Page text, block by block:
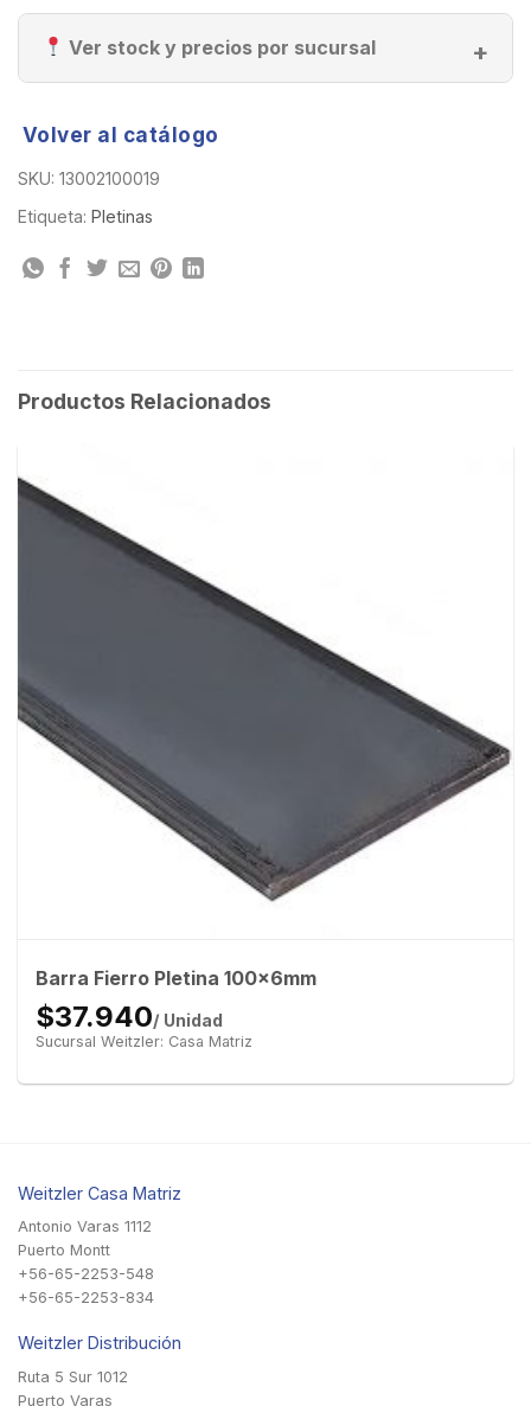
Ver stock y precios por sucursal
Volver al catálogo
SKU: 13002100019
Etiqueta: Pletinas
Productos Relacionados
Barra Fierro Pletina 100x6mm
$37.940/ Unidad
Sucursal Weitzler: Casa Matriz
Weitzler Casa Matriz
Antonio Varas 1112
Puerto Montt
+56-65-2253-548
+56-65-2253-834
Weitzler Distribución
Ruta 5 Sur 1012
Puerto Varas